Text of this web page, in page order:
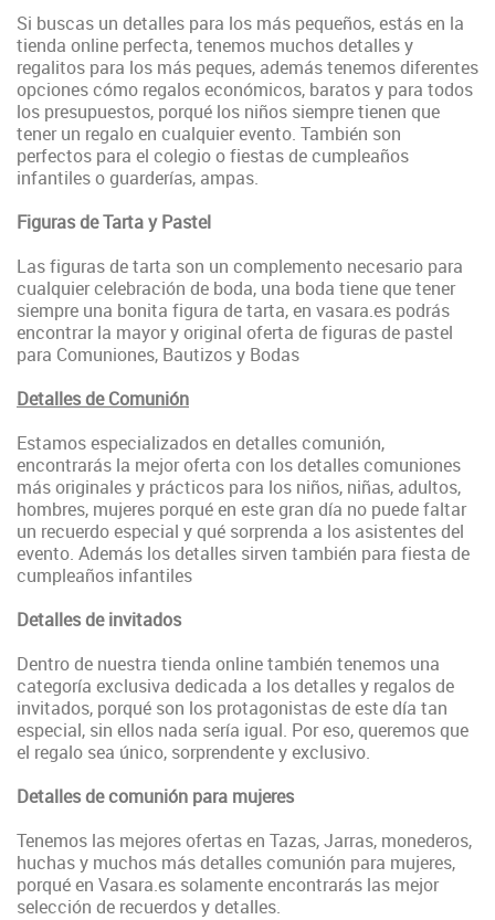
Si buscas un detalles para los más pequeños, estás en la
tienda online perfecta, tenemos muchos detalles y
regalitos para los más peques, además tenemos diferentes
opciones cómo regalos económicos, baratos y para todos
los presupuestos, porqué los niños siempre tienen que
tener un regalo en cualquier evento. También son
perfectos para el colegio o fiestas de cumpleaños
infantiles o guarderías, ampas.
Figuras de Tarta y Pastel
Las figuras de tarta son un complemento necesario para
cualquier celebración de boda, una boda tiene que tener
siempre una bonita figura de tarta, en vasara.es podrás
encontrar la mayor y original oferta de figuras de pastel
para Comuniones, Bautizos y Bodas
Detalles de Comunión
Estamos especializados en detalles comunión,
encontrarás la mejor oferta con los detalles comuniones
más originales y prácticos para los niños, niñas, adultos,
hombres, mujeres porqué en este gran día no puede faltar
un recuerdo especial y qué sorprenda a los asistentes del
evento. Además los detalles sirven también para fiesta de
cumpleaños infantiles
Detalles de invitados
Dentro de nuestra tienda online también tenemos una
categoría exclusiva dedicada a los detalles y regalos de
invitados, porqué son los protagonistas de este día tan
especial, sin ellos nada sería igual. Por eso, queremos que
el regalo sea único, sorprendente y exclusivo.
Detalles de comunión para mujeres
Tenemos las mejores ofertas en Tazas, Jarras, monederos,
huchas y muchos más detalles comunión para mujeres,
porqué en Vasara.es solamente encontrarás las mejor
selección de recuerdos y detalles.